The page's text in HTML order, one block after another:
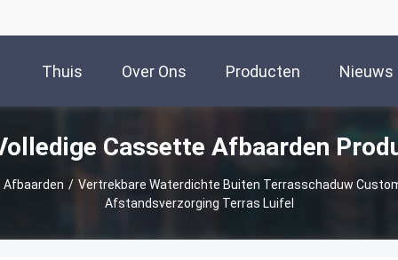
Thuis Over Ons Producten Nieuws
Cassette Afbaarden
Afbaarden / Vertrekbare Waterdichte Buiten Terrasschaduw
Afstandsverzorging Terras Luifel